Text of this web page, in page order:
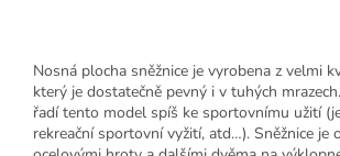
Nosná plocha sněžnice je vyrobena z velmi
který je dostatečně pevný i v tuhých
řadí tento model spíš ke sportovnímu užití
rekreační sportovní vyžití, atd…). Sněžnice je